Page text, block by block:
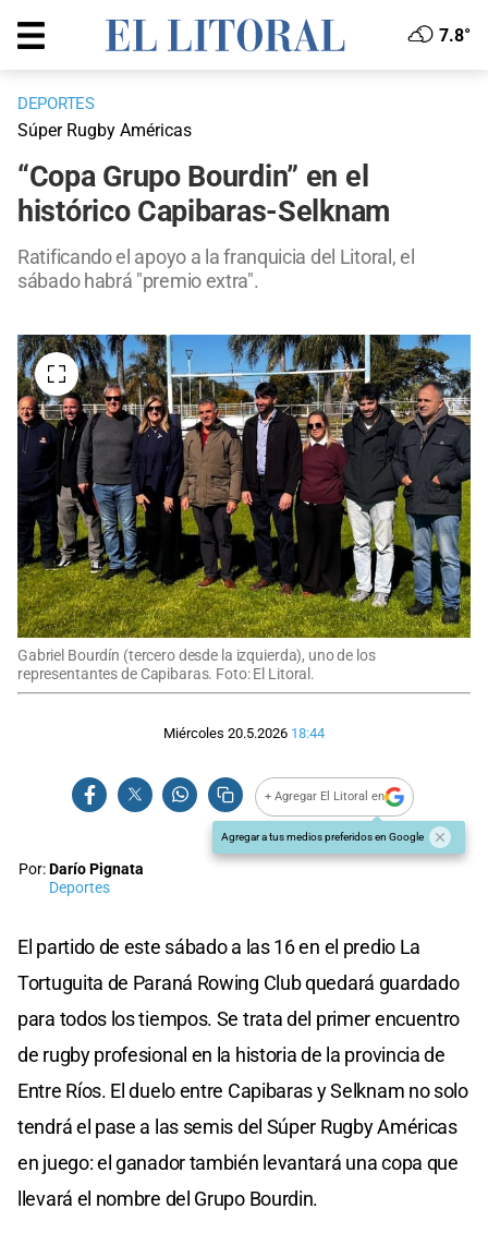
7.8°
DEPORTES
Súper Rugby Américas
“Copa Grupo Bourdin” en el
histórico Capibaras-Selknam
Ratificando el apoyo a la franquicia del Litoral, el
sábado habrá "premio extra".
Gabriel Bourdín (tercero desde la izquierda), uno de los
representantes de Capibaras. Foto: El Litoral.
Miércoles 20.5.2026 18:44
+ Agregar El Litoral en
Agregar a tus medios preferidos en Google
Por:Darío Pignata
Deportes
El partido de este sábado a las 16 en el predio La
Tortuguita de Paraná Rowing Club quedará guardado
para todos los tiempos. Se trata del primer encuentro
de rugby profesional en la historia de la provincia de
Entre Ríos. El duelo entre Capibaras y Selknam no solo
tendrá el pase a las semis del Súper Rugby Américas
en juego: el ganador también levantará una copa que
llevará el nombre del Grupo Bourdin.